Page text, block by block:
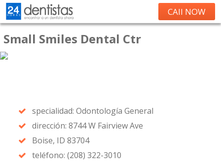
CAll NOW
Small Smiles Dental Ctr
specialidad: Odontología General
dirección: 8744 W Fairview Ave
Boise, ID 83704
teléfono: (208) 322-3010